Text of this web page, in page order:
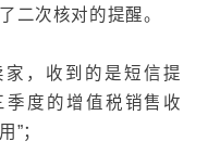
二次核对的提醒。
，收到的是短信提
季度的增值税销售收
”；